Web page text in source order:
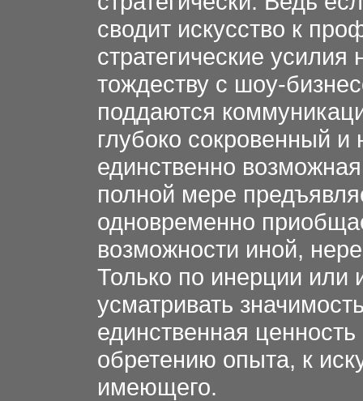
сводит искусство к
стратегические усилия
тождеству с шоу-
поддаются
глубоко сокровенный
единственно
полной мере
одновременно
возможности иной,
Только по инерции
усматривать
единственная
обретению опыта, к
имеющего.